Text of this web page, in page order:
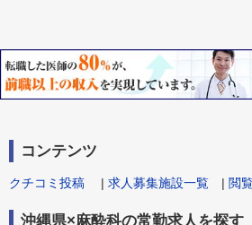
コンテンツ
クチコミ投稿 | 求人募集施設一覧 | 閲
沖縄県×麻酔科の常勤求人を探す